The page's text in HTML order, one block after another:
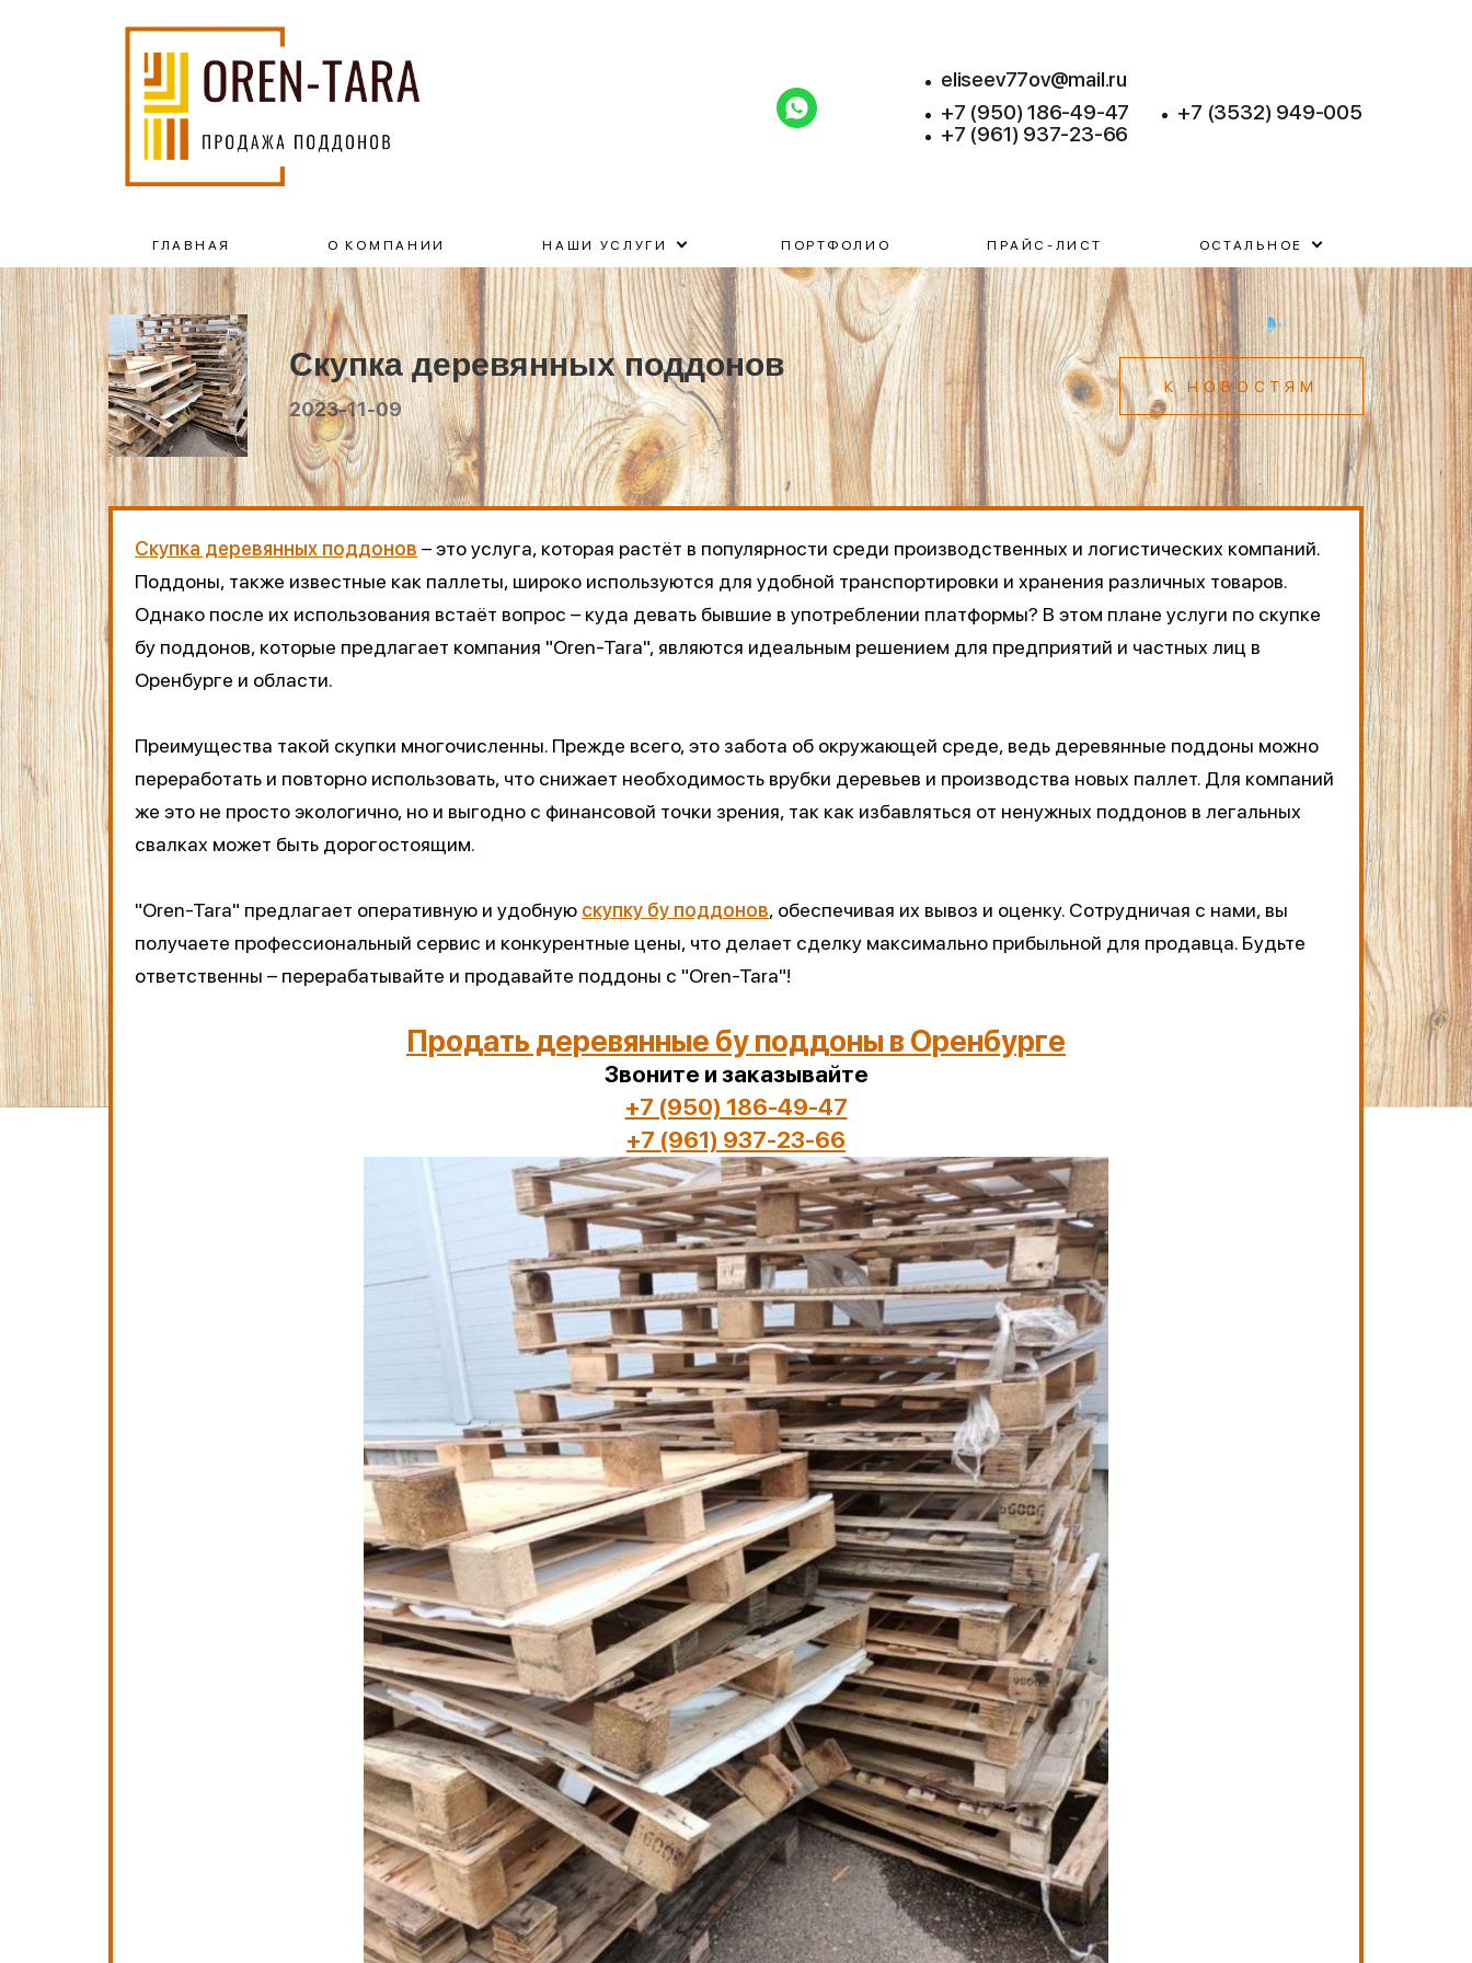
eliseev77ov@mail.ru
+7 (950) 186-49-47
+7 (3532) 949-005
+7 (961) 937-23-66
ГЛАВНАЯ О КОМПАНИИ НАШИ УСЛУГИ ПОРТФОЛИО ПРАЙС-ЛИСТ ОСТАЛЬНОЕ
Скупка деревянных поддонов
2023-11-09
К НОВОСТЯМ
Скупка деревянных поддонов – это услуга, которая растёт в популярности среди производственных и логистических компаний.
Поддоны, также известные как паллеты, широко используются для удобной транспортировки и хранения различных товаров.
Однако после их использования встаёт вопрос – куда девать бывшие в употреблении платформы? В этом плане услуги по скупке
бу поддонов, которые предлагает компания "Oren-Tara", являются идеальным решением для предприятий и частных лиц в
Оренбурге и области.
Преимущества такой скупки многочисленны. Прежде всего, это забота об окружающей среде, ведь деревянные поддоны можно
переработать и повторно использовать, что снижает необходимость врубки деревьев и производства новых паллет. Для компаний
же это не просто экологично, но и выгодно с финансовой точки зрения, так как избавляться от ненужных поддонов в легальных
свалках может быть дорогостоящим.
"Oren-Tara" предлагает оперативную и удобную скупку бу поддонов, обеспечивая их вывоз и оценку. Сотрудничая с нами, вы
получаете профессиональный сервис и конкурентные цены, что делает сделку максимально прибыльной для продавца. Будьте
ответственны – перерабатывайте и продавайте поддоны с "Oren-Tara"!
Продать деревянные бу поддоны в Оренбурге
Звоните и заказывайте
+7 (950) 186-49-47
+7 (961) 937-23-66